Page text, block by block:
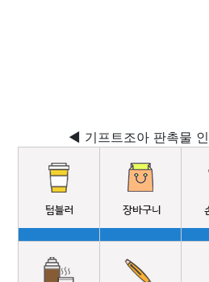
◀ 기프트조아 판촉물